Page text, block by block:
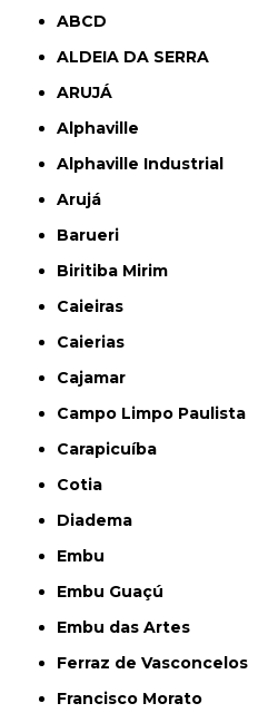
ABCD
ALDEIA DA SERRA
ARUJÁ
Alphaville
Alphaville Industrial
Arujá
Barueri
Biritiba Mirim
Caieiras
Caierias
Cajamar
Campo Limpo Paulista
Carapicuíba
Cotia
Diadema
Embu
Embu Guaçú
Embu das Artes
Ferraz de Vasconcelos
Francisco Morato